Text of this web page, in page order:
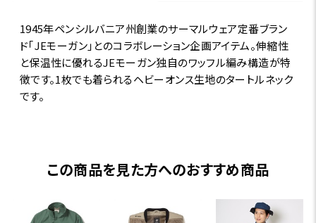
1945年ペンシルバニア州創業のサーマルウェア定番ブラン
ド｢JEモーガン｣とのコラボレーション企画アイテム。伸縮性
と保温性に優れるJEモーガン独自のワッフル編み構造が特
徴です。1枚でも着られるヘビーオンス生地のタートルネック
です。
この商品を見た方へのおすすめ商品